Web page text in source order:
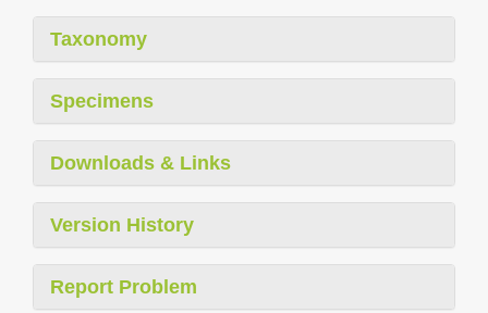
Taxonomy
Specimens
Downloads & Links
Version History
Report Problem